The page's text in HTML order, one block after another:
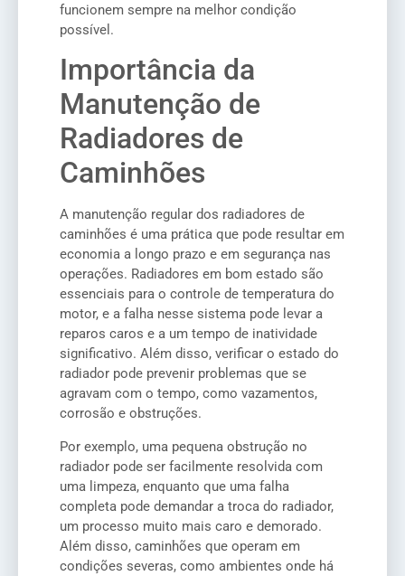
funcionem sempre na melhor condição
possível.
Importância da
Manutenção de
Radiadores de
Caminhões
A manutenção regular dos radiadores de
caminhões é uma prática que pode resultar em
economia a longo prazo e em segurança nas
operações. Radiadores em bom estado são
essenciais para o controle de temperatura do
motor, e a falha nesse sistema pode levar a
reparos caros e a um tempo de inatividade
significativo. Além disso, verificar o estado do
radiador pode prevenir problemas que se
agravam com o tempo, como vazamentos,
corrosão e obstruções.
Por exemplo, uma pequena obstrução no
radiador pode ser facilmente resolvida com
uma limpeza, enquanto que uma falha
completa pode demandar a troca do radiador,
um processo muito mais caro e demorado.
Além disso, caminhões que operam em
condições severas, como ambientes onde há